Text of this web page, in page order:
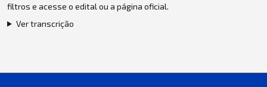
filtros e acesse o edital ou a página oficial.
Ver transcrição